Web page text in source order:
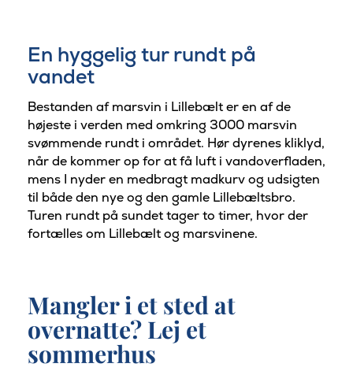
En hyggelig tur rundt på
vandet
Bestanden af marsvin i Lillebælt er en af de
højeste i verden med omkring 3000 marsvin
svømmende rundt i området. Hør dyrenes kliklyd,
når de kommer op for at få luft i vandoverfladen,
mens I nyder en medbragt madkurv og udsigten
til både den nye og den gamle Lillebæltsbro.
Turen rundt på sundet tager to timer, hvor der
fortælles om Lillebælt og marsvinene.
Mangler i et sted at
overnatte? Lej et
sommerhus